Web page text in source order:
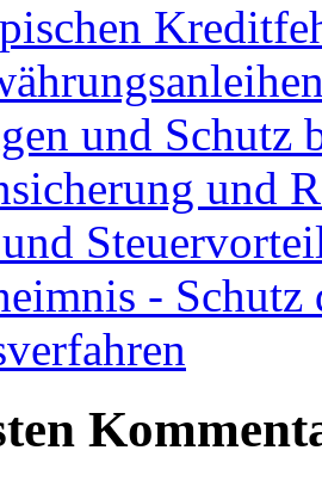
und Schutz
und
- Schutz